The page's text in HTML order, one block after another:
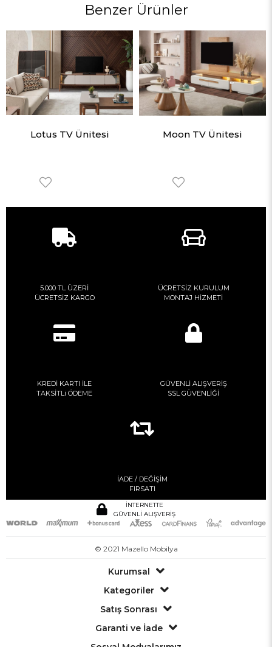
Benzer Ürünler
Lotus TV Ünitesi Moon TV Ünitesi
5.000 TL ÜZERİ
ÜCRETSİZ KARGO
ÜCRETSİZ KURULUM
MONTAJ HİZMETİ
KREDİ KARTI İLE
TAKSİTLi ÖDEME
GÜVENLİ ALIŞVERİŞ
SSL GÜVENLİĞİ
İADE / DEĞİŞİM
FIRSATI
İNTERNETTE
GÜVENLİ ALIŞVERİŞ
© 2021 Mazello Mobilya
Kurumsal
Kategoriler
Satış Sonrası
Garanti ve İade